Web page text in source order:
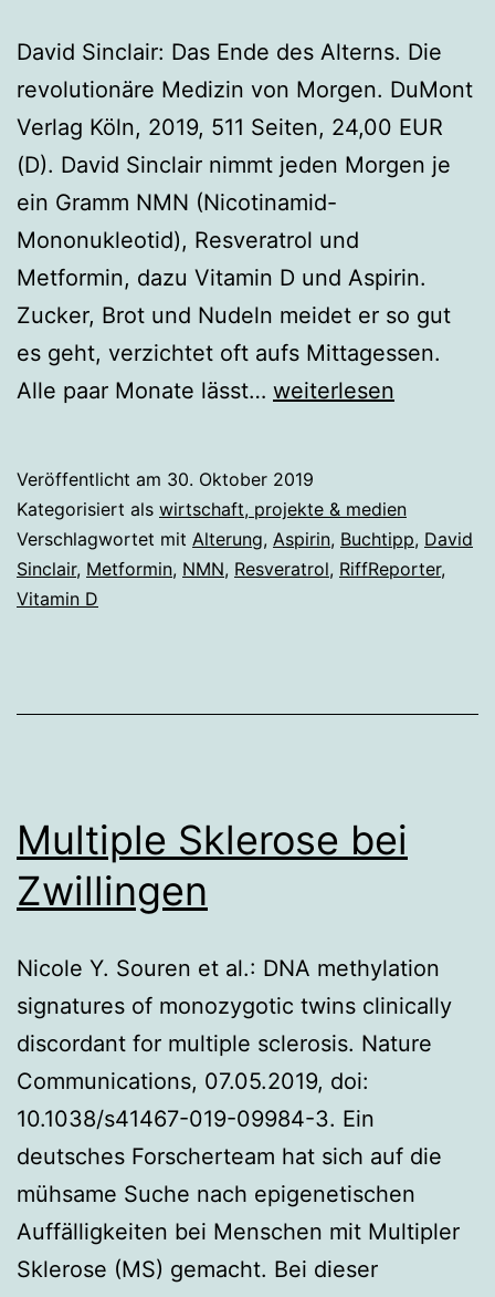
David Sinclair: Das Ende des Alterns. Die
revolutionäre Medizin von Morgen. DuMont
Verlag Köln, 2019, 511 Seiten, 24,00 EUR
(D). David Sinclair nimmt jeden Morgen je
ein Gramm NMN (Nicotinamid-
Mononukleotid), Resveratrol und
Metformin, dazu Vitamin D und Aspirin.
Zucker, Brot und Nudeln meidet er so gut
es geht, verzichtet oft aufs Mittagessen.
Alle paar Monate lässt… 150
weiterlesen
Veröffentlicht am 30. Oktober 2019
Kategorisiert als wirtschaft, projekte & medien
Verschlagwortet mit Alterung, Aspirin, Buchtipp, David
Sinclair, Metformin, NMN, Resveratrol, RiffReporter,
Vitamin D
Multiple Sklerose bei
Zwillingen
Nicole Y. Souren et al.: DNA methylation
signatures of monozygotic twins clinically
discordant for multiple sclerosis. Nature
Communications, 07.05.2019, doi:
10.1038/s41467-019-09984-3. Ein
deutsches Forscherteam hat sich auf die
mühsame Suche nach epigenetischen
Auffälligkeiten bei Menschen mit Multipler
Sklerose (MS) gemacht. Bei dieser